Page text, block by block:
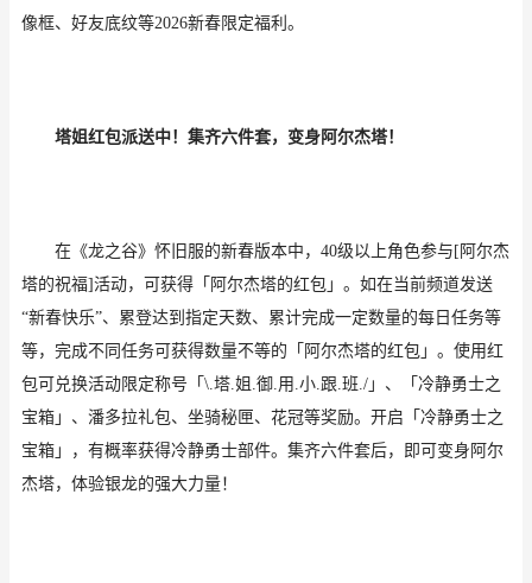
像框、好友底纹等2026新春限定福利。
塔姐红包派送中！集齐六件套，变身阿尔杰塔！
在《龙之谷》怀旧服的新春版本中， 40级以上角色参与[阿尔杰
塔的祝福]活动，可获得「阿尔杰塔的红包」。如在当前频道发送
“新春快乐”、累登达到指定天数、累计完成一定数量的每日任务等
等，完成不同任务可获得数量不等的「阿尔杰塔的红包」。使用红
包可兑换活动限定称号「\.塔.姐.御.用.小.跟.班./」、「冷静勇士之
宝箱」、潘多拉礼包、坐骑秘匣、花冠等奖励。开启「冷静勇士之
宝箱」，有概率获得冷静勇士部件。集齐六件套后，即可变身阿尔
杰塔，体验银龙的强大力量！